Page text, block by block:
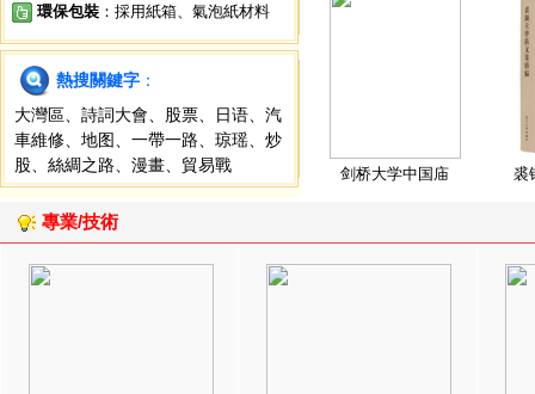
環保包裝 ：採用紙箱、氣泡紙材料
熱搜關鍵字 ：
大灣區
詩詞大會 股票 日语
汽
車維修
地图 一帶一路 琼瑶
炒
股
絲綢之路 漫畫 貿易戰 剑桥大学中国庙 裘
專業/技術